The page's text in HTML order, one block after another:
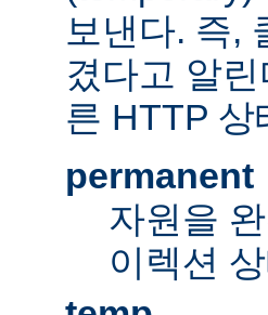
보낸다. 즉,
겼다고 알린
른 HTTP
permanent
자원을
이렉션